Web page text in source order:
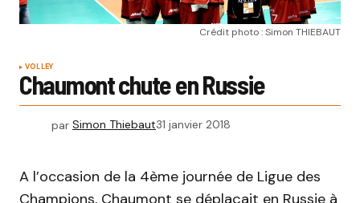
Crédit photo : Simon THIEBAUT
VOLLEY
Chaumont chute en Russie
par Simon Thiebaut31 janvier 2018
A l’occasion de la 4ème journée de Ligue des
Champions, Chaumont se déplaçait en Russie à